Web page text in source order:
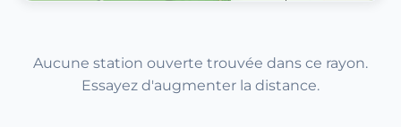
Aucune station ouverte trouvée dans ce rayon.
Essayez d'augmenter la distance.